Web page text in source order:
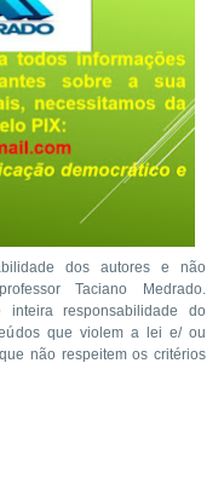
dos autores e não
Taciano Medrado.
responsabilidade do
que violem a lei e/ ou
não respeitem os critérios